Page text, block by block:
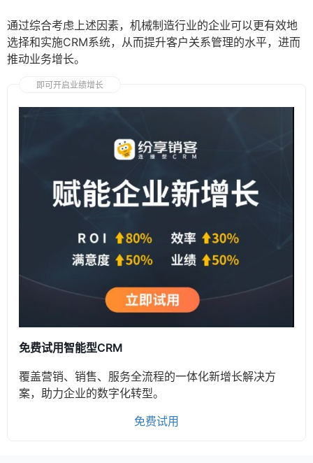
通过综合考虑上述因素，机械制造行业的企业可以更有效地
选择和实施CRM系统，从而提升客户关系管理的水平，进而
推动业务增长。
即可开启业绩增长
免费试用智能型CRM
覆盖营销、销售、服务全流程的一体化新增长解决方
案，助力企业的数字化转型。
免费试用